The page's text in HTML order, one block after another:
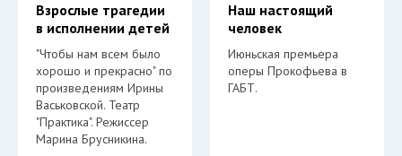
Взрослые трагедии
в исполнении детей
"Чтобы нам всем было
хорошо и прекрасно" по
произведениям Ирины
Васьковской. Театр
"Практика". Режиссер
Марина Брусникина.
Наш настоящий
человек
Июньская премьера
оперы Прокофьева в
ГАБТ.